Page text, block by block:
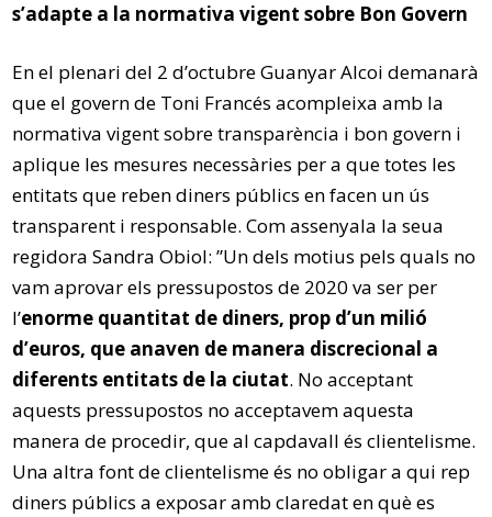
s’adapte a la normativa vigent sobre Bon Govern
En el plenari del 2 d’octubre Guanyar Alcoi demanarà
que el govern de Toni Francés acompleixa amb la
normativa vigent sobre transparència i bon govern i
aplique les mesures necessàries per a que totes les
entitats que reben diners públics en facen un ús
transparent i responsable. Com assenyala la seua
regidora Sandra Obiol: ”Un dels motius pels quals no
vam aprovar els pressupostos de 2020 va ser per
l’enorme quantitat de diners, prop d’un milió
d’euros, que anaven de manera discrecional a
diferents entitats de la ciutat. No acceptant
aquests pressupostos no acceptavem aquesta
manera de procedir, que al capdavall és clientelisme.
Una altra font de clientelisme és no obligar a qui rep
diners públics a exposar amb claredat en què es